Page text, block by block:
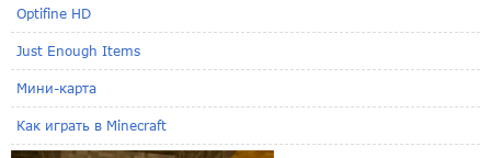
Optifine HD
Just Enough Items
Мини-карта
Как играть в Minecraft